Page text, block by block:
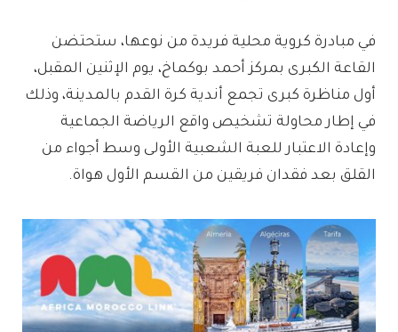
في مبادرة كروية محلية فريدة من نوعها، ستحتضن
القاعة الكبرى بمركز أحمد بوكماخ، يوم الإثنين المقبل،
أول مناظرة كبرى تجمع أندية كرة القدم بالمدينة، وذلك
في إطار محاولة تشخيص واقع الرياضة الجماعية
وإعادة الاعتبار للعبة الشعبية الأولى وسط أجواء من
القلق بعد فقدان فريقين من القسم الأول هواة.